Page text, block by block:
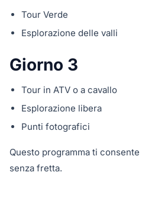
Tour Verde
Esplorazione delle valli
Giorno 3
Tour in ATV o a cavallo
Esplorazione libera
Punti fotografici
Questo programma ti
senza fretta.